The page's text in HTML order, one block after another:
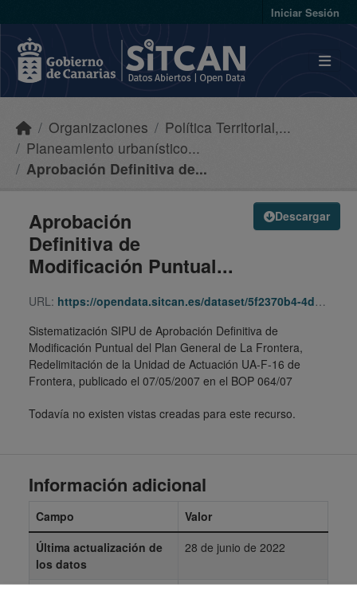
Iniciar Sesión
Organizaciones
Política Territorial,...
Planeamiento urbanístico...
Aprobación Definitiva de...
Descargar
Aprobación
Definitiva de
Modificación Puntual...
URL: https://opendata.sitcan.es/dataset/5f2370b4-4ded-491e-9609-81c873d17b4f/resource/92a5c87d-7dbb-472d-b37a-31bb3be636b0/download/a8f41487-bf42-37a9-9faf-19963ab0d6f4.zip
Sistematización SIPU de Aprobación Definitiva de
Modificación Puntual del Plan General de La Frontera,
Redelimitación de la Unidad de Actuación UA-F-16 de
Frontera, publicado el 07/05/2007 en el BOP 064/07
Todavía no existen vistas creadas para este recurso.
Información adicional
Campo
Valor
Última actualización de
los datos
28 de junio de 2022